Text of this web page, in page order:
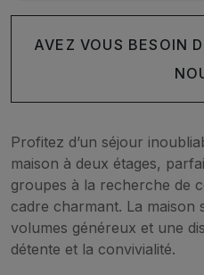
AVEZ VOUS BESOIN
Profitez d’un séjour
maison à deux étages,
groupes à la recherche de
cadre charmant. La maison
volumes généreux et une
détente et la convivialité.